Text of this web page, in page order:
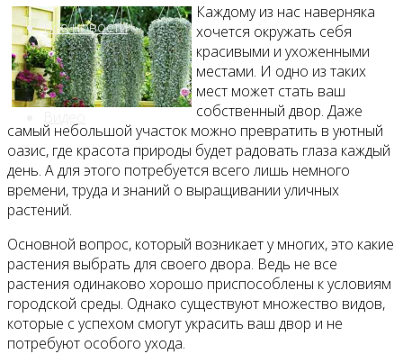
Все новости
Каждому из нас наверняка
хочется окружать себя
красивыми и ухоженными
местами. И одно из таких
мест может стать ваш
собственный двор. Даже
самый небольшой участок можно превратить в уютный
оазис, где красота природы будет радовать глаза каждый
день. А для этого потребуется всего лишь немного
времени, труда и знаний о выращивании уличных
растений.
Основной вопрос, который возникает у многих, это какие
растения выбрать для своего двора. Ведь не все
растения одинаково хорошо приспособлены к условиям
городской среды. Однако существуют множество видов,
которые с успехом смогут украсить ваш двор и не
потребуют особого ухода.